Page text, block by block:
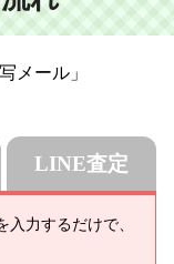
メール」
力するだけで、
LINE査定